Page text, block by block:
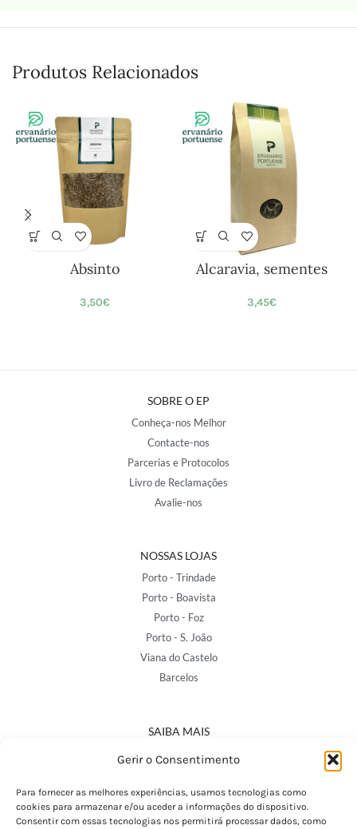
Gerir o Consentimento
Para fornecer as melhores experiências, usamos tecnologias como
cookies para armazenar e/ou aceder a informações do dispositivo.
Consentir com essas tecnologias nos permitirá processar dados, como
Produtos Relacionados
Absinto
3,50€
Alcaravia, sementes
3,45€
SOBRE O EP
Conheça-nos Melhor
Contacte-nos
Parcerias e Protocolos
Livro de Reclamações
Avalie-nos
NOSSAS LOJAS
Porto - Trindade
Porto - Boavista
Porto - Foz
Porto - S. João
Viana do Castelo
Barcelos
SAIBA MAIS
Política de Privacidade
Termos e Condições
Perguntas Frequentes